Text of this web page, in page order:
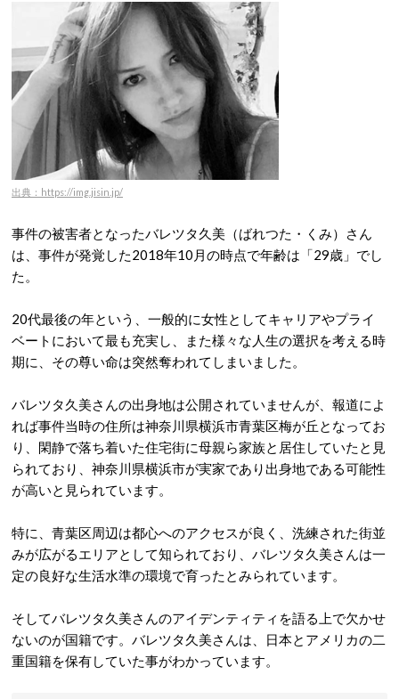
出典：https://img.jisin.jp/
事件の被害者となったバレツタ久美（ばれつた・くみ）さん
は、事件が発覚した2018年10月の時点で年齢は「29歳」でし
た 。
20代最後の年という、一般的に女性としてキャリアやプライ
ベートにおいて最も充実し、また様々な人生の選択を考える時
期に、その尊い命は突然奪われてしまいました。
バレツタ久美さんの出身地は公開されていませんが、報道によ
れば事件当時の住所は神奈川県横浜市青葉区梅が丘となってお
り、 閑静で落ち着いた住宅街に母親ら家族と居住していたと見
られており、神奈川県横浜市が実家であり出身地である可能性
が高いと見られています。
特に、青葉区周辺は都心へのアクセスが良く、洗練された街並
みが広がるエリアとして知られており、バレツタ久美さんは一
定の良好な生活水準の環境で育ったとみられています。
そしてバレツタ久美さんのアイデンティティを語る上で欠かせ
ないのが国籍です。バレツタ久美さんは、日本とアメリカの二
重国籍を保有していた事がわかっています。